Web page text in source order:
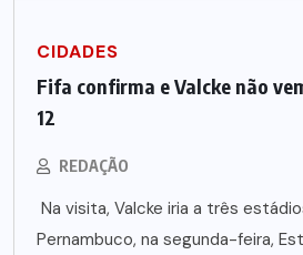
CIDADES
Fifa confirma e Valcke não
12
REDAÇÃO
Na visita, Valcke iria a três
Pernambuco, na segunda-feira,